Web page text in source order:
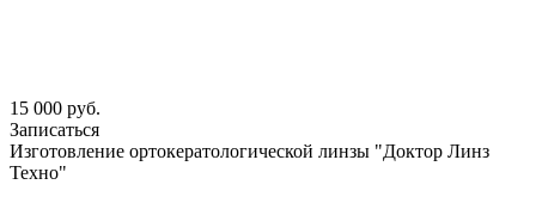
15 000 руб.
Записаться
Изготовление ортокератологической линзы "Доктор Линз
Техно"